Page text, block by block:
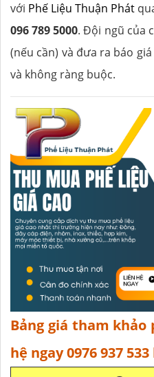
với Phế Liệu Thuận Phát
096 789 5000. Đội ngũ của
(nếu cần) và đưa ra báo
và không ràng buộc.
Bảng giá tham khảo
hệ ngay 0976 937